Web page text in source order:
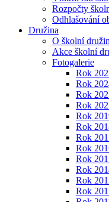
Rozpočty
Odhlašování
Družina
O školní
Akce školní
Fotogalerie
Rok
Rok
Rok
Rok
Rok
Rok
Rok
Rok
Rok
Rok
Rok
Rok